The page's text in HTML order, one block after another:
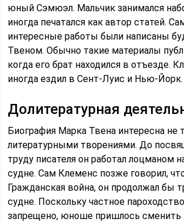
юный Сэмюэл. Мальчик занимался
иногда печатался как автор статей.
интересные работы были написаны
Твеном. Обычно такие материалы
когда его брат находился в отъезде.
иногда ездил в Сент-Луис и Нью-Йорк.
Долитературная
Биография Марка Твена интересна не
литературными творениями. До
труду писателя он работал лоцманом
судне. Сам Клеменс позже говорил,
Гражданская война, он продолжал бы
судне. Поскольку частное
запрещено, юноше пришлось сменить